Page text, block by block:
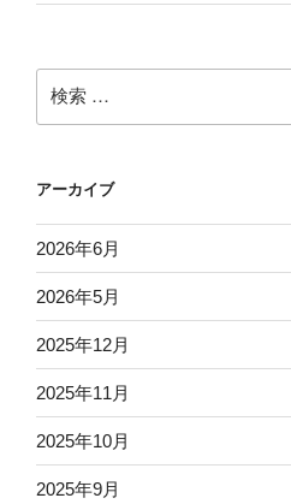
索:
アーカイブ
2026年6月
2026年5月
2025年12月
2025年11月
2025年10月
2025年9月